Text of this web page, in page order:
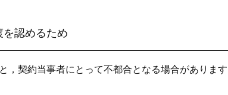
を認めるため
，契約当事者にとって不都合となる場合があります